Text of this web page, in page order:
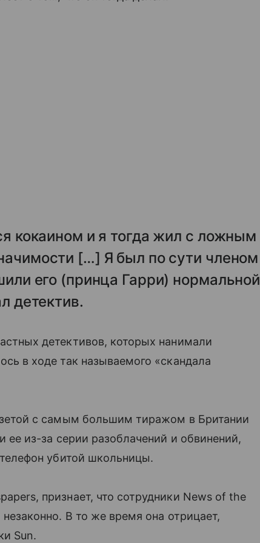
кокаином и я тогда жил с ложным
[…] Я был по сути членом
его (принца Гарри) нормальной
детектив.
детективов, которых нанимали
в ходе так называемого «скандала
с самым большим тиражом в Британии
ее из-за серии разоблачений и обвинений,
убитой школьницы.
признает, что сотрудники News of the
В то же время она отрицает,
Sun.